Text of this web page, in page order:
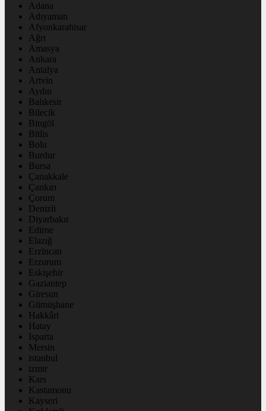
Adana
Adıyaman
Afyonkarahisar
Ağrı
Amasya
Ankara
Antalya
Artvin
Aydın
Balıkesir
Bilecik
Bingöl
Bitlis
Bolu
Burdur
Bursa
Çanakkale
Çankırı
Çorum
Denizli
Diyarbakır
Edirne
Elazığ
Erzincan
Erzurum
Eskişehir
Gaziantep
Giresun
Gümüşhane
Hakkâri
Hatay
Isparta
Mersin
istanbul
izmir
Kars
Kastamonu
Kayseri